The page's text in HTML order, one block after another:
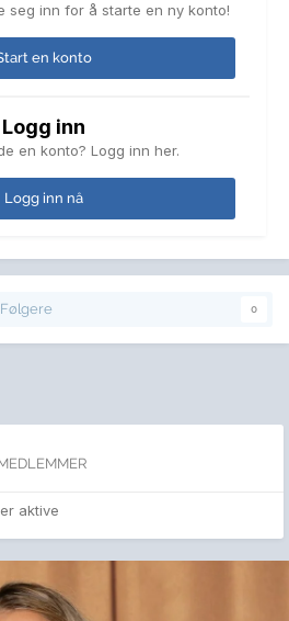
seg inn for å starte en ny konto!
en konto
Logg inn
en konto? Logg inn her.
Logg inn nå
Følgere 0
aktive